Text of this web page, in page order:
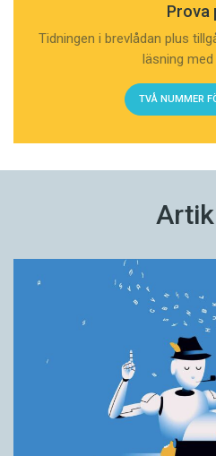
Prova
Tidningen i brevlådan plus
läsning med
TVÅ NUMMER